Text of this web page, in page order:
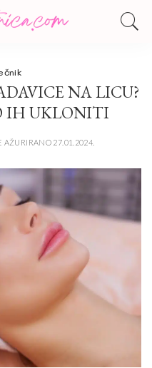
NA LICU?
IH UKLONITI
AŽURIRANO 27.01.2024.